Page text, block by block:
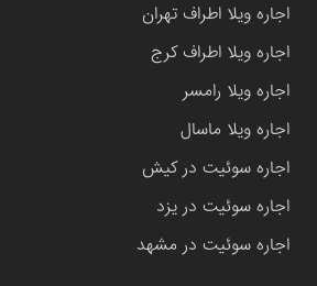
اجاره ویلا اطراف تهران
اجاره ویلا اطراف کرج
اجاره ویلا رامسر
اجاره ویلا ماسال
اجاره سوئیت در کیش
اجاره سوئیت در یزد
اجاره سوئیت در مشهد